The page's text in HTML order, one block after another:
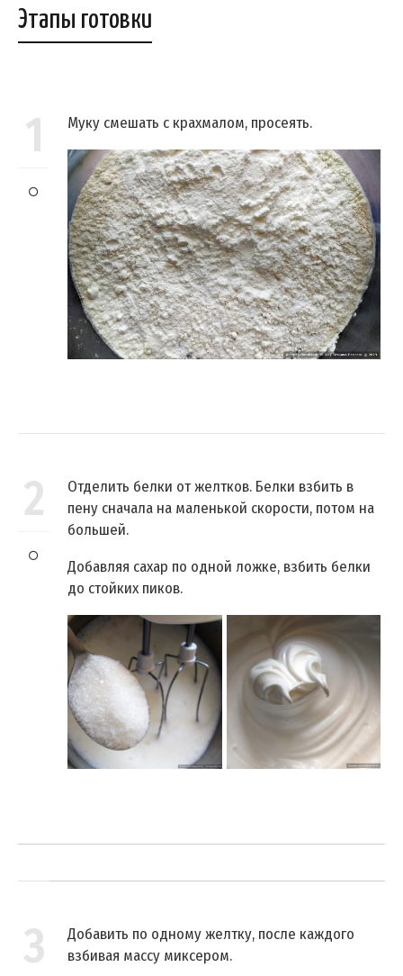
Этапы готовки
1 Муку смешать с крахмалом, просеять.
2
Отделить белки от желтков. Белки взбить в
пену сначала на маленькой скорости, потом на
большей.
Добавляя сахар по одной ложке, взбить белки
до стойких пиков.
3
Добавить по одному желтку, после каждого
взбивая массу миксером.